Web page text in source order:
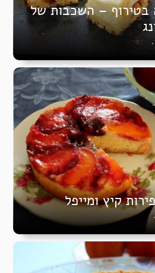
בטירוף – השכבות של
•
קיץ ומייפל
•